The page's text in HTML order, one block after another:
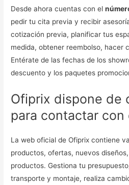
Desde ahora cuentas con el
pedir tu cita previa y recibir
cotización previa, planificar tus
medida, obtener reembolso, hacer
Entérate de las fechas de los
descuento y los paquetes
Ofiprix dispone de
para contactar con
La web oficial de Ofiprix contiene
productos, ofertas, nuevos
productos. Gestiona tu
transporte y montaje, realiza